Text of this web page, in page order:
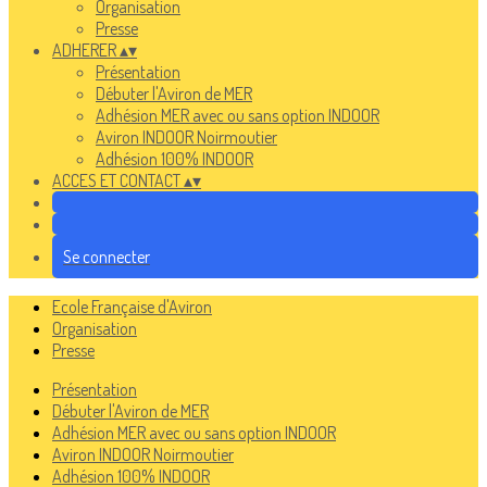
Organisation
Presse
ADHERER▴▾
Présentation
Débuter l'Aviron de MER
Adhésion MER avec ou sans option INDOOR
Aviron INDOOR Noirmoutier
Adhésion 100% INDOOR
ACCES ET CONTACT▴▾
Se connecter
Ecole Française d'Aviron
Organisation
Presse
Présentation
Débuter l'Aviron de MER
Adhésion MER avec ou sans option INDOOR
Aviron INDOOR Noirmoutier
Adhésion 100% INDOOR